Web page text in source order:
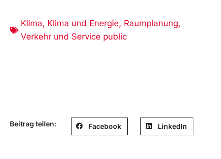
Klima, Klima und Energie, Raumplanung,
Verkehr und Service public
Beitrag teilen: Facebook LinkedIn